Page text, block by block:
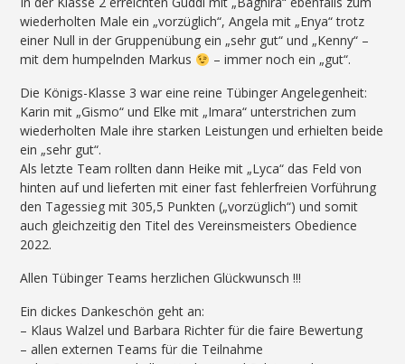
wiederholten Male ein „vorzüglich“, Angela mit „Enya“ trotz
einer Null in der Gruppenübung ein „sehr gut“ und „Kenny“ –
mit dem humpelnden Markus
– immer noch ein „gut“.
Die Königs-Klasse 3 war eine reine Tübinger Angelegenheit:
Karin mit „Gismo“ und Elke mit „Imara“ unterstrichen zum
wiederholten Male ihre starken Leistungen und erhielten beide
ein „sehr gut“.
Als letzte Team rollten dann Heike mit „Lyca“ das Feld von
hinten auf und lieferten mit einer fast fehlerfreien Vorführung
den Tagessieg mit 305,5 Punkten („vorzüglich“) und somit
auch gleichzeitig den Titel des Vereinsmeisters Obedience
2022.
Allen Tübinger Teams herzlichen Glückwunsch !!!
Ein dickes Dankeschön geht an:
– Klaus Walzel und Barbara Richter für die faire Bewertung
– allen externen Teams für die Teilnahme